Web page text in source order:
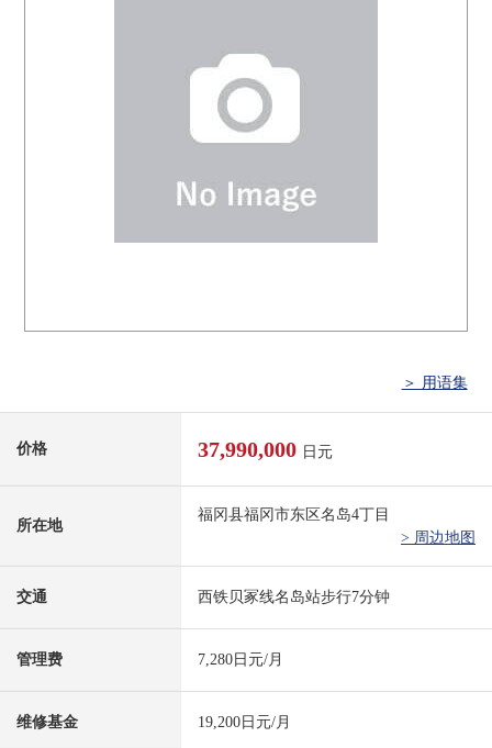
＞ 用语集
价格 37,990,000 日元
所在地
福冈县福冈市东区名岛4丁目
> 周边地图
交通 西铁贝冢线名岛站步行7分钟
管理费 7,280日元/月
维修基金 19,200日元/月